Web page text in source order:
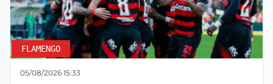
FLAMENGO
05/08/2026 15:33